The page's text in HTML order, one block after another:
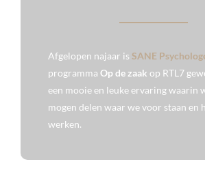
Afgelopen najaar is SANE
programma Op de zaak op RTL7
een mooie en leuke ervaring waarin
mogen delen waar we voor staan en
werken.